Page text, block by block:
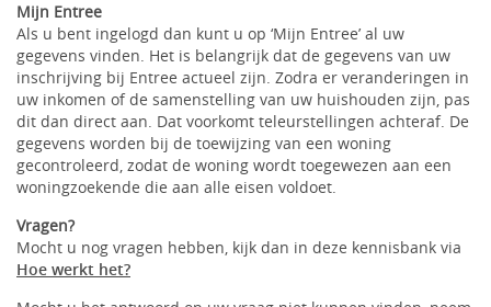
Mijn Entree
Als u bent ingelogd dan kunt u op ‘Mijn Entree’ al uw
gegevens vinden. Het is belangrijk dat de gegevens van uw
inschrijving bij Entree actueel zijn. Zodra er veranderingen in
uw inkomen of de samenstelling van uw huishouden zijn, pas
dit dan direct aan. Dat voorkomt teleurstellingen achteraf. De
gegevens worden bij de toewijzing van een woning
gecontroleerd, zodat de woning wordt toegewezen aan een
woningzoekende die aan alle eisen voldoet.
Vragen?
Mocht u nog vragen hebben, kijk dan in deze kennisbank via
Hoe werkt het?